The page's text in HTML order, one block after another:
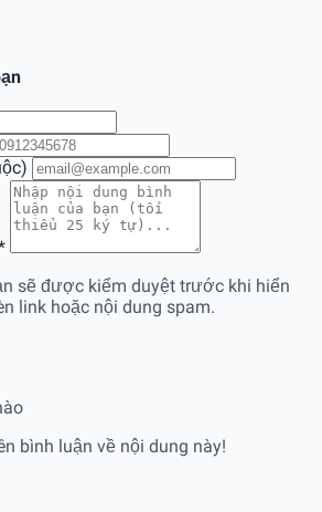
sẽ được kiểm duyệt trước khi hiển
link hoặc nội dung spam.
bình luận về nội dung này!